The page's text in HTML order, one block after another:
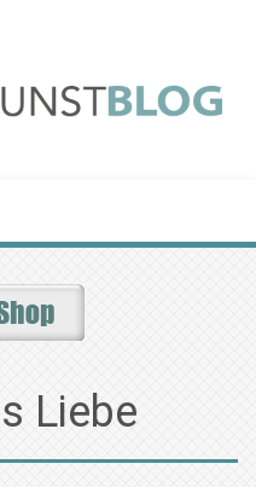
Liebe